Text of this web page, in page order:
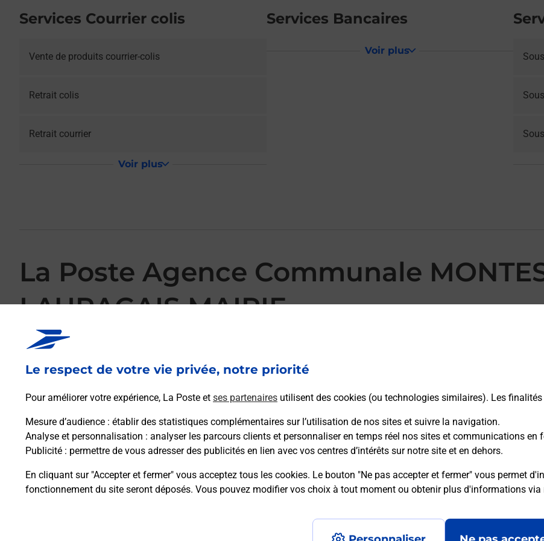
Le respect de votre vie privée, notre priorité
Pour améliorer votre expérience, La Poste et ses partenaires utilisent des cookies (ou technologies similaires). Les
Mesure d’audience : établir des statistiques complémentaires sur l’utilisation de nos sites et suivre la navigation.
Analyse et personnalisation : analyser les parcours clients et personnaliser en temps réel nos sites et communications en
Publicité : permettre de vous adresser des publicités en lien avec vos centres d’intérêts sur notre site et en dehors.
En cliquant sur "Accepter et fermer" vous acceptez tous les cookies. Le bouton "Ne pas accepter et fermer" vous permet
fonctionnement du site seront déposés. Vous pouvez modifier vos choix à tout moment ou obtenir plus d'informations via
Services Courrier colis
Vente de produits courrier-colis
Retrait colis
Retrait courrier
Voir plus
Services Bancaires
Voir plus
La Poste Agence Communale
LAURAGAIS MAIRIE
Votre point de contact La Poste Agence Communale MONTESQUIEU LAURAGAIS MAIRIE vous accueille à
MONTESQUIEU LAURAGAIS pour répondre à vos besoins d'affranchissement Courrier-Colis. Avec laposte.fr, vous
pouvez également, sans vous déplacer, imprimer des timbres personnalisés, des étiquettes colis avec Colissimo,
envoyer des lettres recommandées, des lettres simples ou encore faire suivre votre courrier à votre nouvelle adresse.
Le tout quand vous voulez, où vous voulez.
Découvrez toutes les offres et services en ligne de La Poste